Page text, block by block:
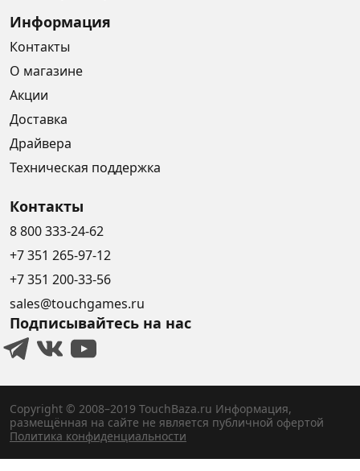
Информация
Контакты
О магазине
Акции
Доставка
Драйвера
Техническая поддержка
Контакты
8 800 333-24-62
+7 351 265-97-12
+7 351 200-33-56
sales@touchgames.ru
Подписывайтесь на нас
Copyright © 2008–2019 TouchBaza.ru Информация,
размещённая на сайте не является публичной офертой
Политика конфиденциальности